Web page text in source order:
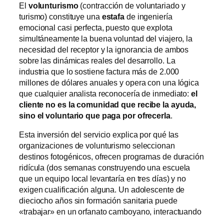
El volunturismo(contracción de voluntariado y
turismo) constituye una estafa de ingeniería
emocional casi perfecta, puesto que explota
simultáneamente la buena voluntad del viajero, la
necesidad del receptor y la ignorancia de ambos
sobre las dinámicas reales del desarrollo. La
industria que lo sostiene factura más de 2.000
millones de dólares anuales y opera con una lógica
que cualquier analista reconocería de inmediato:el
cliente no es la comunidad que recibe la ayuda,
sino el voluntario que paga por ofrecerla.
Esta inversión del servicio explica por qué las
organizaciones de volunturismo seleccionan
destinos fotogénicos, ofrecen programas de duración
ridícula (dos semanas construyendo una escuela
que un equipo local levantaría en tres días) y no
exigen cualificación alguna. Un adolescente de
dieciocho años sin formación sanitaria puede
«trabajar» en un orfanato camboyano, interactuando